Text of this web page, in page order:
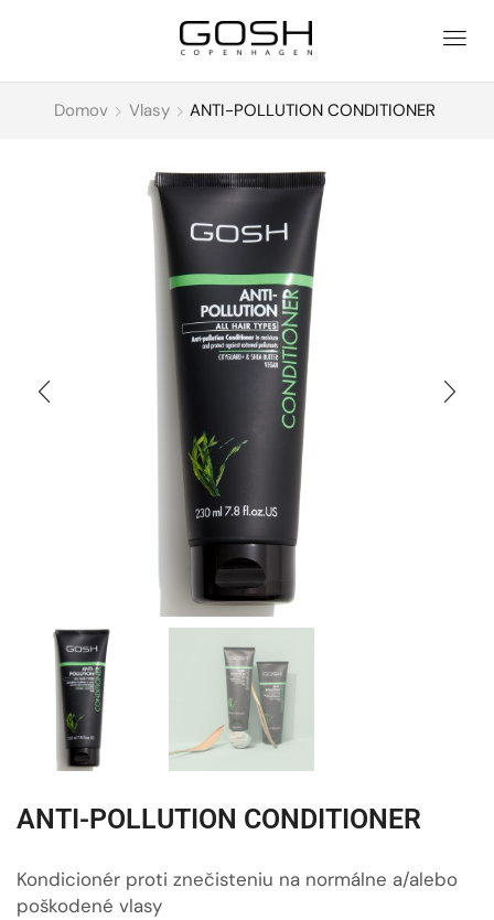
Domov Vlasy ANTI-POLLUTION CONDITIONER
ANTI-POLLUTION CONDITIONER
Kondicionér proti znečisteniu na normálne a/alebo
poškodené vlasy